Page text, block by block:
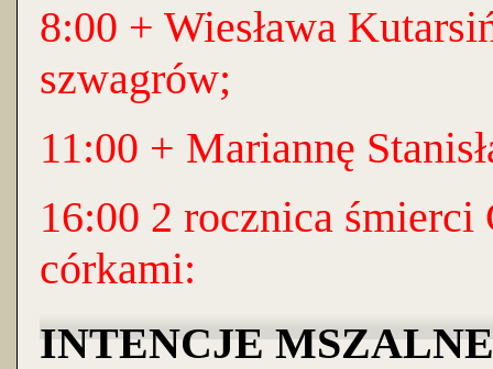
8:00 + Wiesława
szwagrów;
11:00 + Mariannę
16:00 2 rocznica
córkami:
INTENCJE MSZALNE